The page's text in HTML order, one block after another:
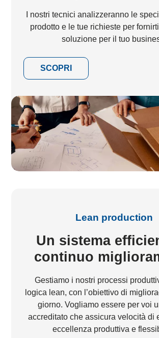
I nostri tecnici analizzeranno le
prodotto e le tue richieste per
soluzione per il tuo
SCOPRI
Lean production
Un sistema
continuo
Gestiamo i nostri processi
logica lean, con l’obiettivo di
giorno. Vogliamo essere per voi
accreditato che assicura velocità di
eccellenza produttiva e